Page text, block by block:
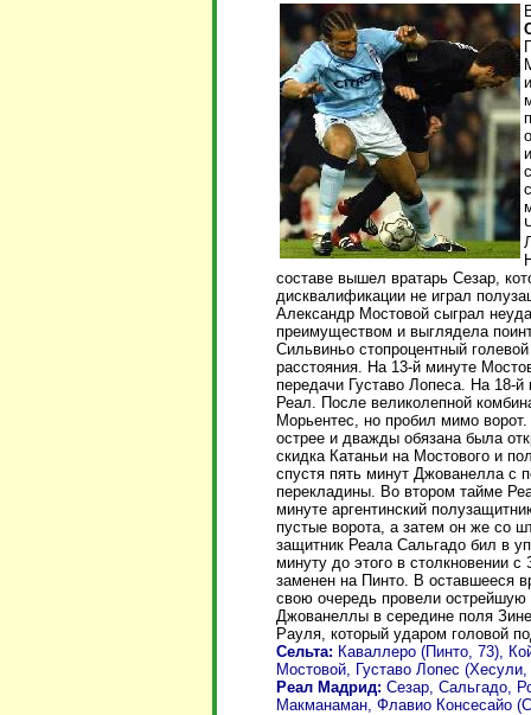
составе вышел вратарь Сезар,
дисквалификации не играл
Александр Мостовой сыграл
преимуществом и выглядела
Сильвиньо стопроцентный
расстояния. На 13-й минуте
передачи Густаво Лопеса. На 18-
Реал. После великолепной
Морьентес, но пробил мимо
острее и дважды обязана была
скидка Катаньи на Мостового и
спустя пять минут Джованелла с
перекладины. Во втором тайме
минуте аргентинский
пустые ворота, а затем он же со
защитник Реала Сальгадо бил в
минуту до этого в столкновении
заменен на Пинто. В оставшееся
свою очередь провели
Джованеллы в середине поля
Рауля, который ударом головой
Сельта: Каваллеро (Пинто, 73),
Мостовой, Густаво Лопес
Реал Мадрид: Сезар, Сальгадо,
Макманаман, Флавио Консесайо